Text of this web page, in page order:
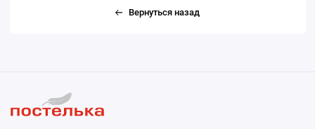
Вернуться назад